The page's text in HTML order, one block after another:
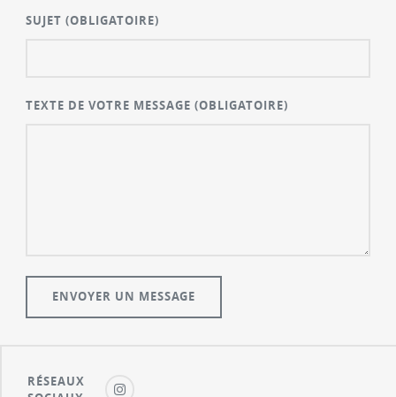
SUJET(OBLIGATOIRE)
TEXTE DE VOTRE MESSAGE(OBLIGATOIRE)
RÉSEAUX